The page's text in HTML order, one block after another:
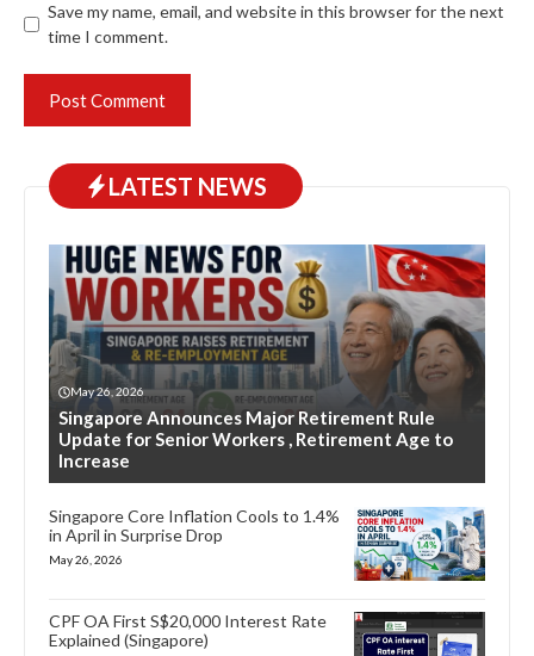
Save my name, email, and website in this browser for the next
time I comment.
LATEST NEWS
May 26, 2026
Singapore Announces Major Retirement Rule
Update for Senior Workers , Retirement Age to
Increase
Singapore Core Inflation Cools to 1.4%
in April in Surprise Drop
May 26, 2026
CPF OA First S$20,000 Interest Rate
Explained (Singapore)